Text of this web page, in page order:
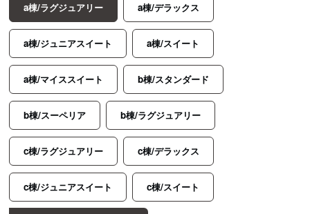
a棟/ラグジュアリー a棟/デラックス
a棟/ジュニアスイート a棟/スイート
a棟/マイススイート b棟/スタンダード
b棟/スーペリア b棟/ラグジュアリー
c棟/ラグジュアリー c棟/デラックス
c棟/ジュニアスイート c棟/スイート